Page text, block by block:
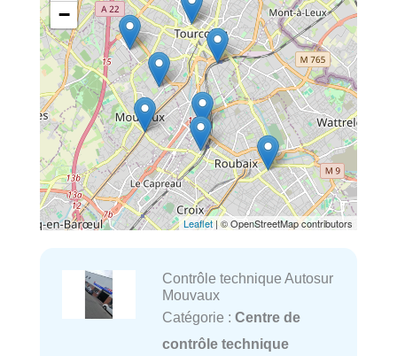
−
Leaflet| © OpenStreetMap contributors
Contrôle technique Autosur
Mouvaux
Catégorie : Centre de
contrôle technique